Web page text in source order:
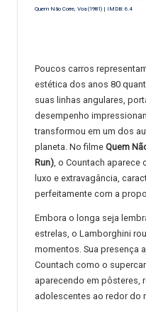
Quem Não Corre, Voa (1981) | IMDB: 6.4
Poucos carros
estética dos anos 80
suas linhas angulares,
desempenho
transformou em um dos
planeta. No filme Quem
Run), o Countach
luxo e extravagância,
perfeitamente com a
Embora o longa seja
estrelas, o Lamborghini
momentos. Sua presença
Countach como o
aparecendo em pôsteres,
adolescentes ao redor do